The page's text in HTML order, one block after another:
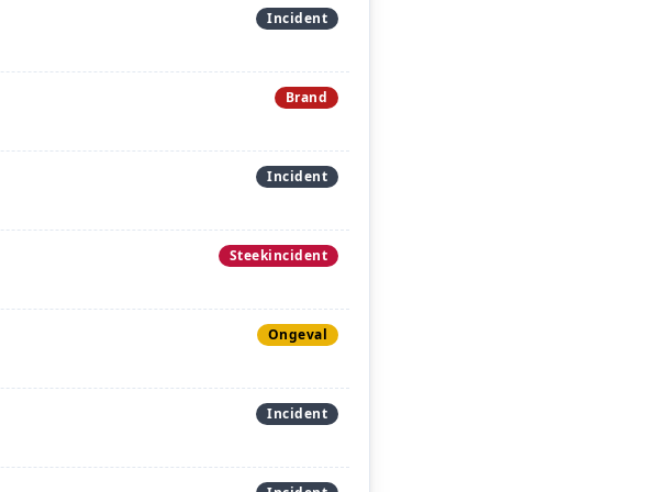
Incident
Brand
Incident
Steekincident
Ongeval
Incident